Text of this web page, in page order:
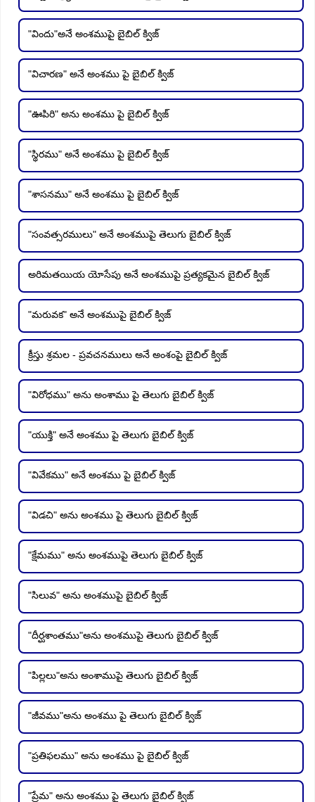
"విందు"అనే అంశముపై బైబిల్ క్విజ్
"విచారణ" అనే అంశము పై బైబిల్ క్విజ్
"ఊపిరి" అను అంశము పై బైబిల్ క్విజ్
"స్థిరము" అనే అంశము పై బైబిల్ క్విజ్
"శాసనము" అనే అంశము పై బైబిల్ క్విజ్
"సంవత్సరములు" అనే అంశముపై తెలుగు బైబిల్ క్విజ్
అరిమతయియ యోసేపు అనే అంశముపై ప్రత్యకమైన బైబిల్ క్విజ్
"మరువక" అనే అంశముపై బైబిల్ క్విజ్
క్రీస్తు శ్రమల - ప్రవచనములు అనే అంశంపై బైబిల్ క్విజ్
"విరోధము" అను అంశాము పై తెలుగు బైబిల్ క్విజ్
"యుక్తి" అనే అంశము పై తెలుగు బైబిల్ క్విజ్
"వివేకము" అనే అంశము పై బైబిల్ క్విజ్
"విడచి" అను అంశము పై తెలుగు బైబిల్ క్విజ్
"క్షేమము" అను అంశముపై తెలుగు బైబిల్ క్విజ్
"సిలువ" అను అంశముపై బైబిల్ క్విజ్
"దీర్ఘశాంతము"అను అంశముపై తెలుగు బైబిల్ క్విజ్
"పిల్లలు"అను అంశాముపై తెలుగు బైబిల్ క్విజ్
"జీవము"అను అంశము పై తెలుగు బైబిల్ క్విజ్
"ప్రతిఫలము" అను అంశము పై బైబిల్ క్విజ్
"ప్రేమ" అను అంశము పై తెలుగు బైబిల్ క్విజ్